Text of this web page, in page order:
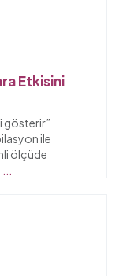
Etkisini
gösterir”
ile
ölçüde